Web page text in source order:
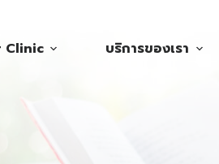
Clinic บริการของเรา